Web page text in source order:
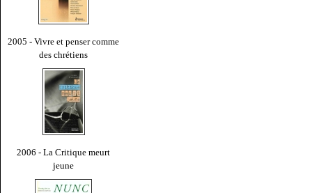
2005 - Vivre et penser comme
des chrétiens
2006 - La Critique meurt
jeune